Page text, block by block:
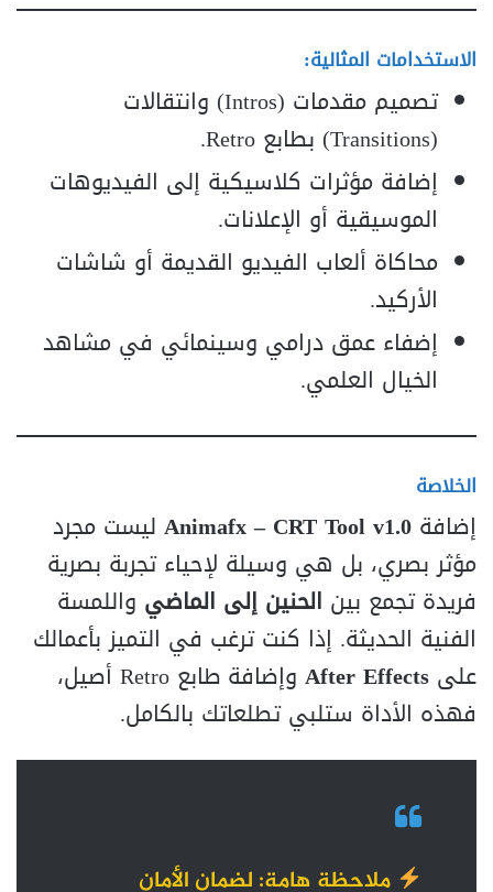
الاستخدامات المثالية:
تصميم مقدمات (Intros) وانتقالات
(Transitions) بطابع Retro.
إضافة مؤثرات كلاسيكية إلى الفيديوهات
الموسيقية أو الإعلانات.
محاكاة ألعاب الفيديو القديمة أو شاشات
الأركيد.
إضفاء عمق درامي وسينمائي في مشاهد
الخيال العلمي.
الخلاصة
إضافة Animafx – CRT Tool v1.0 ليست مجرد
مؤثر بصري، بل هي وسيلة لإحياء تجربة بصرية
فريدة تجمع بين الحنين إلى الماضي واللمسة
الفنية الحديثة. إذا كنت ترغب في التميز بأعمالك
على After Effects
وإضافة طابع Retro أصيل،
فهذه الأداة ستلبي تطلعاتك بالكامل.
ملاحظة هامة: لضمان الأمان